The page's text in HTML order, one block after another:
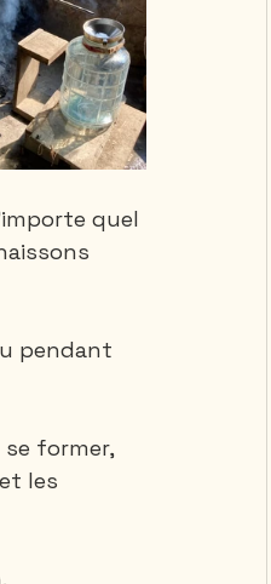
quel
pendant
former,
les